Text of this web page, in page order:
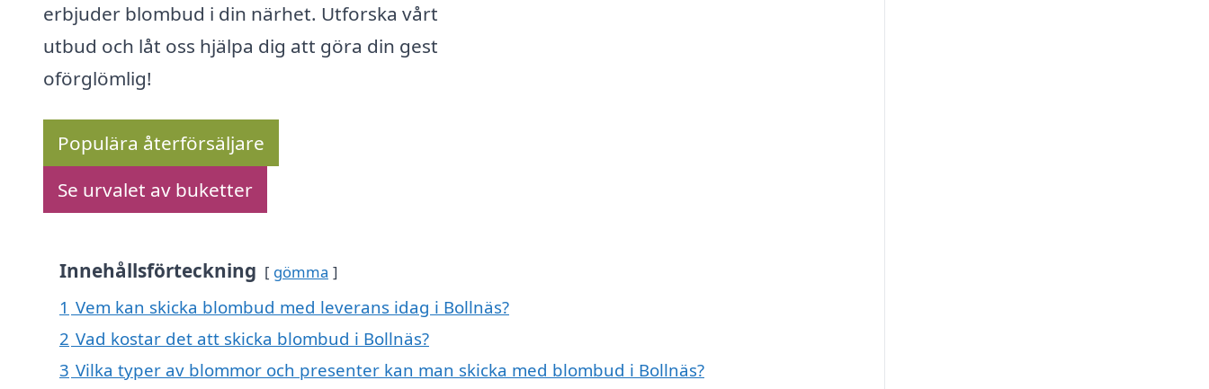
erbjuder blombud i din närhet. Utforska vårt
utbud och låt oss hjälpa dig att göra din gest
oförglömlig!
Populära återförsäljare
Se urvalet av buketter
Innehållsförteckning gömma
1 Vem kan skicka blombud med leverans idag i Bollnäs?
2 Vad kostar det att skicka blombud i Bollnäs?
3 Vilka typer av blommor och presenter kan man skicka med blombud i Bollnäs?